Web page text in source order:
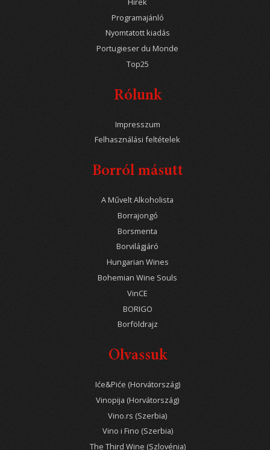
Programajánló
Nyomtatott kiadás
Portugieser du Monde
Top25
Rólunk
Impresszum
Felhasználási feltételek
Borról másutt
A Művelt Alkoholista
Borrajongó
Borsmenta
Borvilágjáró
Hungarian Wines
Bohemian Wine Souls
VinCE
BORIGO
Borföldrajz
Olvassuk
Iće&Piće (Horvátország)
Vinopija (Horvátország)
Vino.rs (Szerbia)
Vino i Fino (Szerbia)
The Third Wine (Szlovénia)